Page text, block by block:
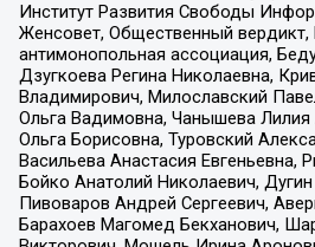
Институт Развития Свободы
Женсовет, Общественный вердикт,
антимонопольная ассоциация,
Дзугкоева Регина Николаевна,
Владимирович, Милославский
Ольга Вадимовна, Чанышева
Ольга Борисовна, Туровский
Васильева Анастасия Евгеньевна,
Бойко Анатолий Николаевич, Дугин
Пивоваров Андрей Сергеевич,
Барахоев Магомед Бекханович,